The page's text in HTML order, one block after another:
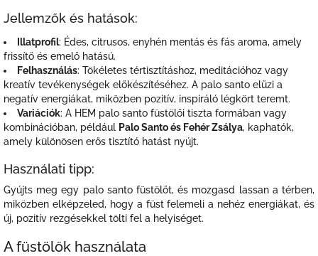
Jellemzők és hatások:
Illatprofil: Édes, citrusos, enyhén mentás és fás aroma, amely
frissítő és emelő hatású.
Felhasználás: Tökéletes tértisztításhoz, meditációhoz vagy
kreatív tevékenységek előkészítéséhez. A palo santo elűzi a
negatív energiákat, miközben pozitív, inspiráló légkört teremt.
Variációk: A HEM palo santo füstölői tiszta formában vagy
kombinációban, például Palo Santo és Fehér Zsálya, kaphatók,
amely különösen erős tisztító hatást nyújt.
Használati tipp:
Gyújts meg egy palo santo füstölőt, és mozgasd lassan a térben,
miközben elképzeled, hogy a füst felemeli a nehéz energiákat, és
új, pozitív rezgésekkel tölti fel a helyiséget.
A füstölők használata